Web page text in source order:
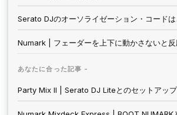
Serato DJのオーソライゼーション・コード
Numark | フェーダーを上下に動かさないと
あなたに合った記事 -
Party Mix II | Serato DJ Liteとのセットアップ